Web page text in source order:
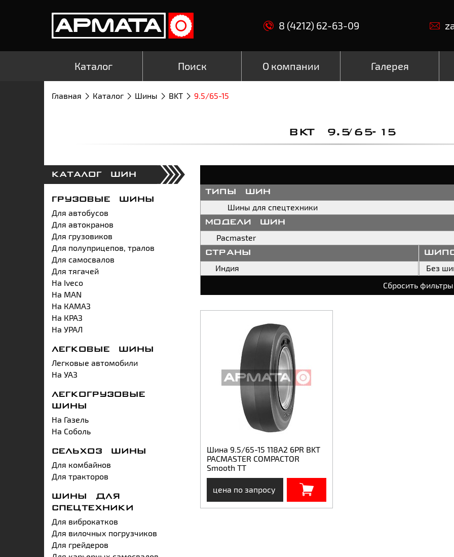
8 (4212) 62-63-09
Каталог Поиск О компании Галерея
Главная Каталог Шины BKT 9.5/65-15
BKT 9.5/65-15
КАТАЛОГ ШИН
ГРУЗОВЫЕ ШИНЫ
Для автобусов
Для автокранов
Для грузовиков
Для полуприцепов, тралов
Для самосвалов
Для тягачей
На Iveco
На MAN
На КАМАЗ
На КРАЗ
На УРАЛ
ЛЕГКОВЫЕ ШИНЫ
Легковые автомобили
На УАЗ
ЛЕГКОГРУЗОВЫЕ
ШИНЫ
На Газель
На Соболь
СЕЛЬХОЗ ШИНЫ
Для комбайнов
Для тракторов
ШИНЫ ДЛЯ
СПЕЦТЕХНИКИ
Для виброкатков
Для вилочных погрузчиков
Для грейдеров
типы шин
Шины для спецтехники
модели шин
Pacmaster
страны
Индия
Без
Сбросить фильтры
Шина 9.5/65-15 118A2 6PR BKT
PACMASTER COMPACTOR
Smooth TT
цена по запросу